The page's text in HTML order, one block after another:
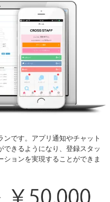
です。アプリ通知やチャット
できるようになり、登録スタッ
ョンを実現することができま